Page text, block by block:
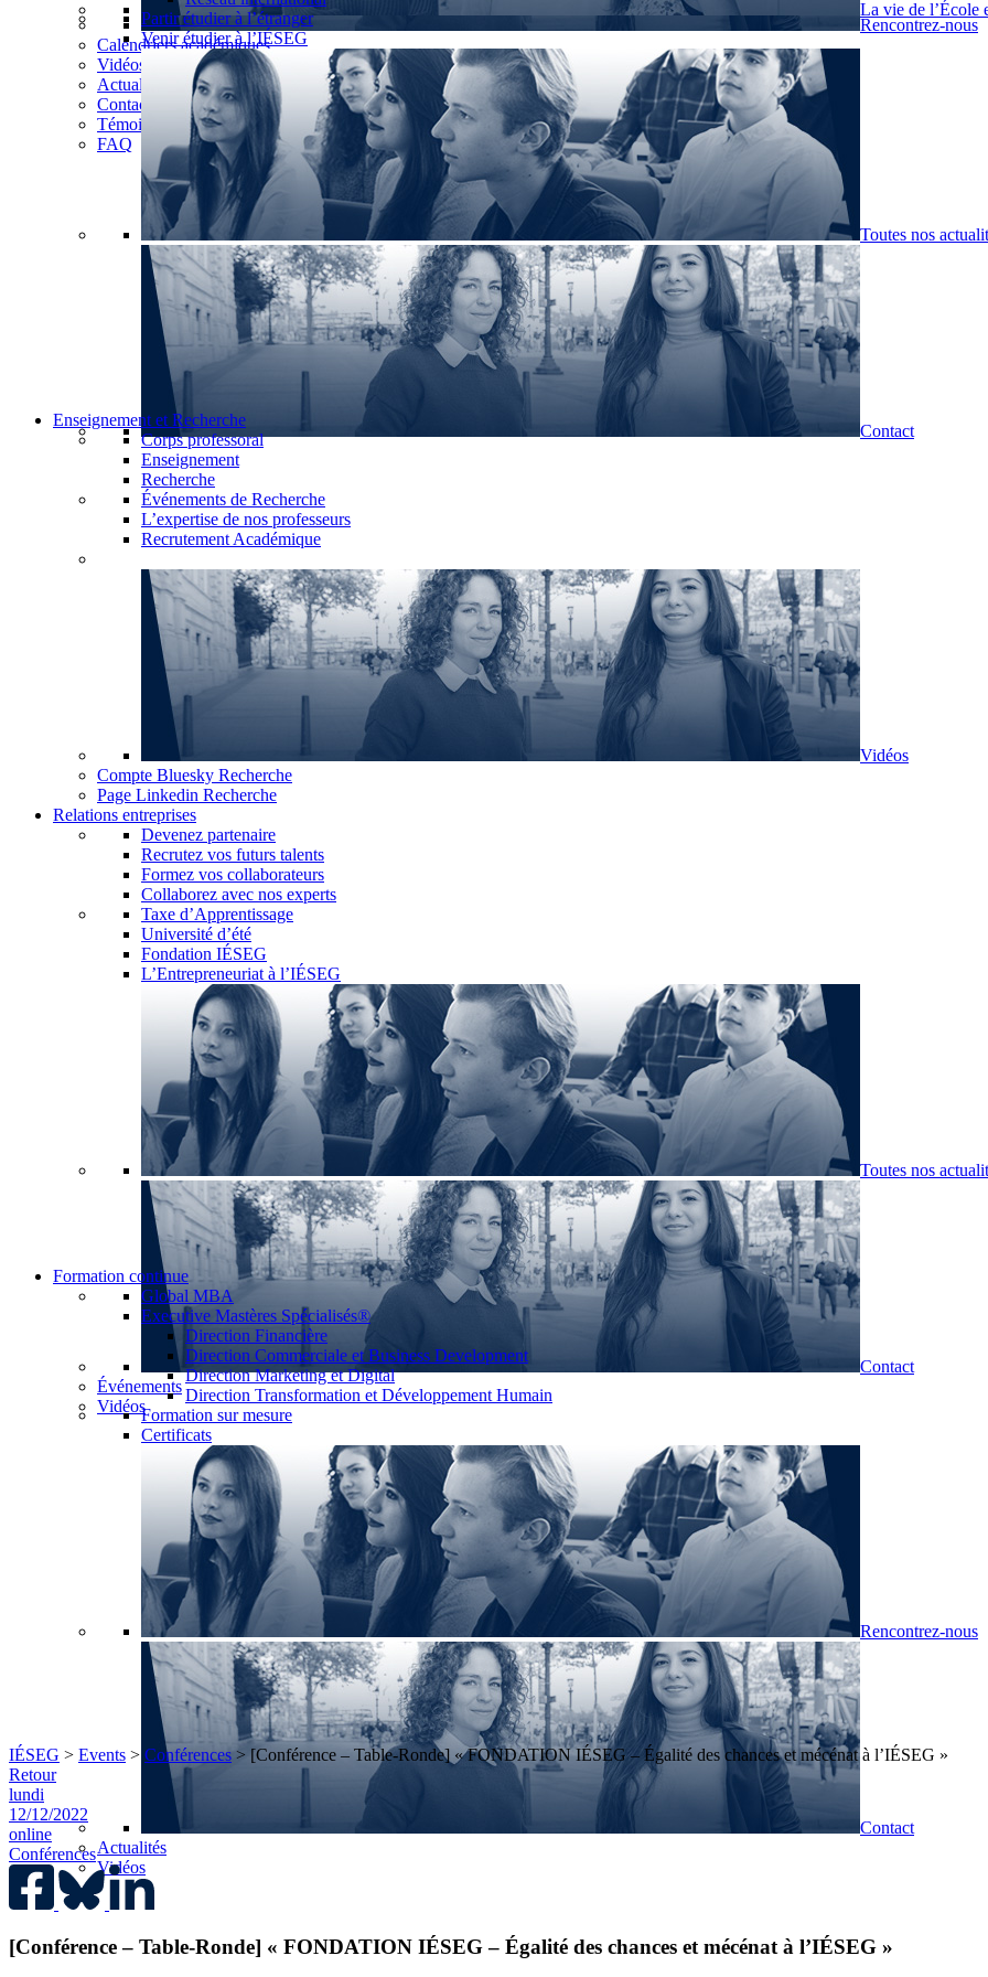
Rencontrez-nous
Calendriers académiques
Vidéos
Actualités
Contact
Témoignages
FAQ
La vie de l’École
Partir étudier à l’étranger
Venir étudier à l’IÉSEG
Toutes nos
Contact
Enseignement et Recherche
Corps professoral
Enseignement
Recherche
Événements de Recherche
L’expertise de nos professeurs
Recrutement Académique
Vidéos
Compte Bluesky Recherche
Page Linkedin Recherche
Relations entreprises
Devenez partenaire
Recrutez vos futurs talents
Formez vos collaborateurs
Collaborez avec nos experts
Taxe d’Apprentissage
Université d’été
Fondation IÉSEG
L’Entrepreneuriat à l’IÉSEG
Toutes nos
Contact
Événements
Vidéos
Formation continue
Global MBA
Executive Mastères Spécialisés®
Direction Financière
Direction Commerciale et Business Development
Direction Marketing et Digital
Direction Transformation et Développement Humain
Formation sur mesure
Certificats
Rencontrez-nous
Contact
Actualités
Vidéos
IÉSEG > Events > Conférences> [Conférence – Table-Ronde] « FONDATION IÉSEG – Égalité des chances et mécénat à l’IÉSEG »
Retour
lundi
12/12/2022
online
Conférences
[Conférence – Table-Ronde] « FONDATION IÉSEG – Égalité des chances et mécénat à l’IÉSEG »